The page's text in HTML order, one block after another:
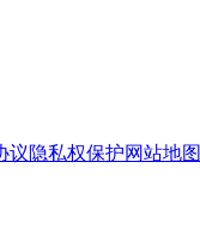
议隐私权保护网站地图